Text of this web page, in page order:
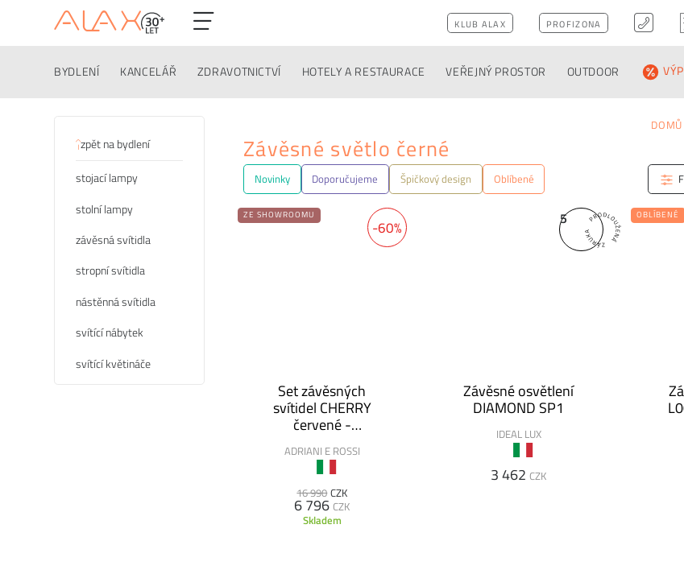
KLUB ALAX PROFIZONA
BYDLENÍ KANCELÁŘ ZDRAVOTNICTVÍ HOTELY A RESTAURACE VEŘEJNÝ PROSTOR OUTDOOR
zpět na bydlení
stojací lampy
stolní lampy
závěsná svítidla
stropní svítidla
nástěnná svítidla
svítící nábytek
svítící květináče
DOMŮ
Závěsné světlo černé
Novinky Doporučujeme Špičkový design Oblíbené
-60%
ZE SHOWROOMU
Set závěsných
svítidel CHERRY
červené -
ADRIANI E ROSSI
16 990 CZK
6 796 CZK
Skladem
5
Závěsné osvětlení
DIAMOND SP1
IDEAL LUX
3 462 CZK
OBLÍBENÉ